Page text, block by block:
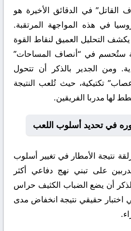
القاتل” في الدقائق الأخيرة هو
في هذه المواجهة المرتقبة.
التحليل العميق لنقاط القوة
ستُحسم في “أنصاف المساحات”
ومن الجدير بالذكر أن تتحول
تكتيكية، حيث تُلعب النتيجة
لها مدربا الفريقين.
في تحديد أسلوب اللعب
نتيجة الأمطار في تغيير أسلوب
على تبني نهج دفاعي أكثر
أن يضع الضباب الكثيف حراس
اختبار حقيقي نتيجة انخفاض مدى